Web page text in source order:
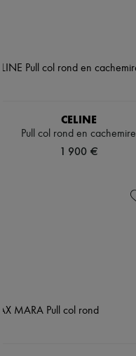
CELINE
Pull col rond en cachemire
1 900 €